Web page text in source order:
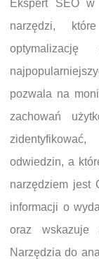
Ekspert SEO w
narzędzi,
pozwala na
zachowań
odwiedzin, a
narzędziem jest
informacji o
oraz wskazuje
Narzędzia do